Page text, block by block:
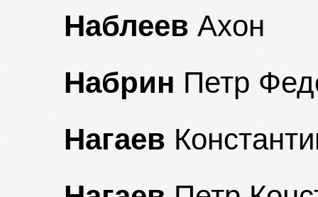
Наблеев Ахон
Набрин Петр
Нагаев